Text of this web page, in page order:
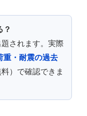
？
されます。実際
重・耐震の過去
料）で確認できま